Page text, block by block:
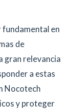
fundamental en
de
gran relevancia
a estas
Nocotech
y proteger